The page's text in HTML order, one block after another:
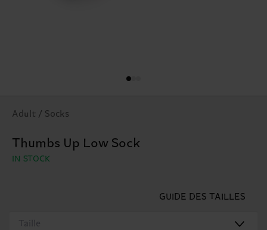
Adult / Socks
Thumbs Up Low Sock
IN STOCK
GUIDE DES TAILLES
Taille